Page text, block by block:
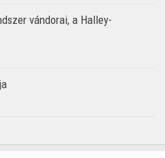
vándorai, a Halley-